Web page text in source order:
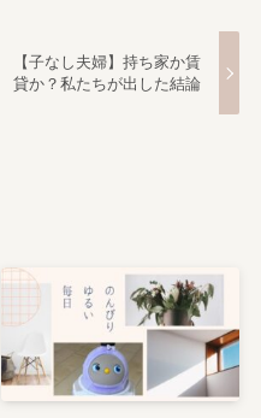
【子なし夫婦】持ち家か賃
貸か？私たちが出した結論